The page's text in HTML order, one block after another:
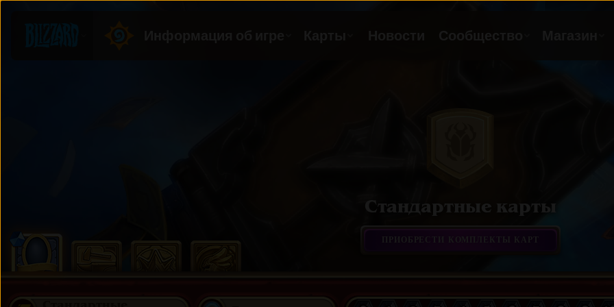
Стандартные карты
ПРИОБРЕСТИ КОМПЛЕКТЫ КАРТ